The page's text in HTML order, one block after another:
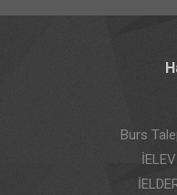
Burs